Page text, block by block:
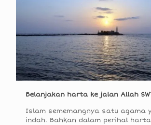
Belanjakan harta ke jalan Allah
Islam sememangnya satu agama
indah. Bahkan dalam perihal